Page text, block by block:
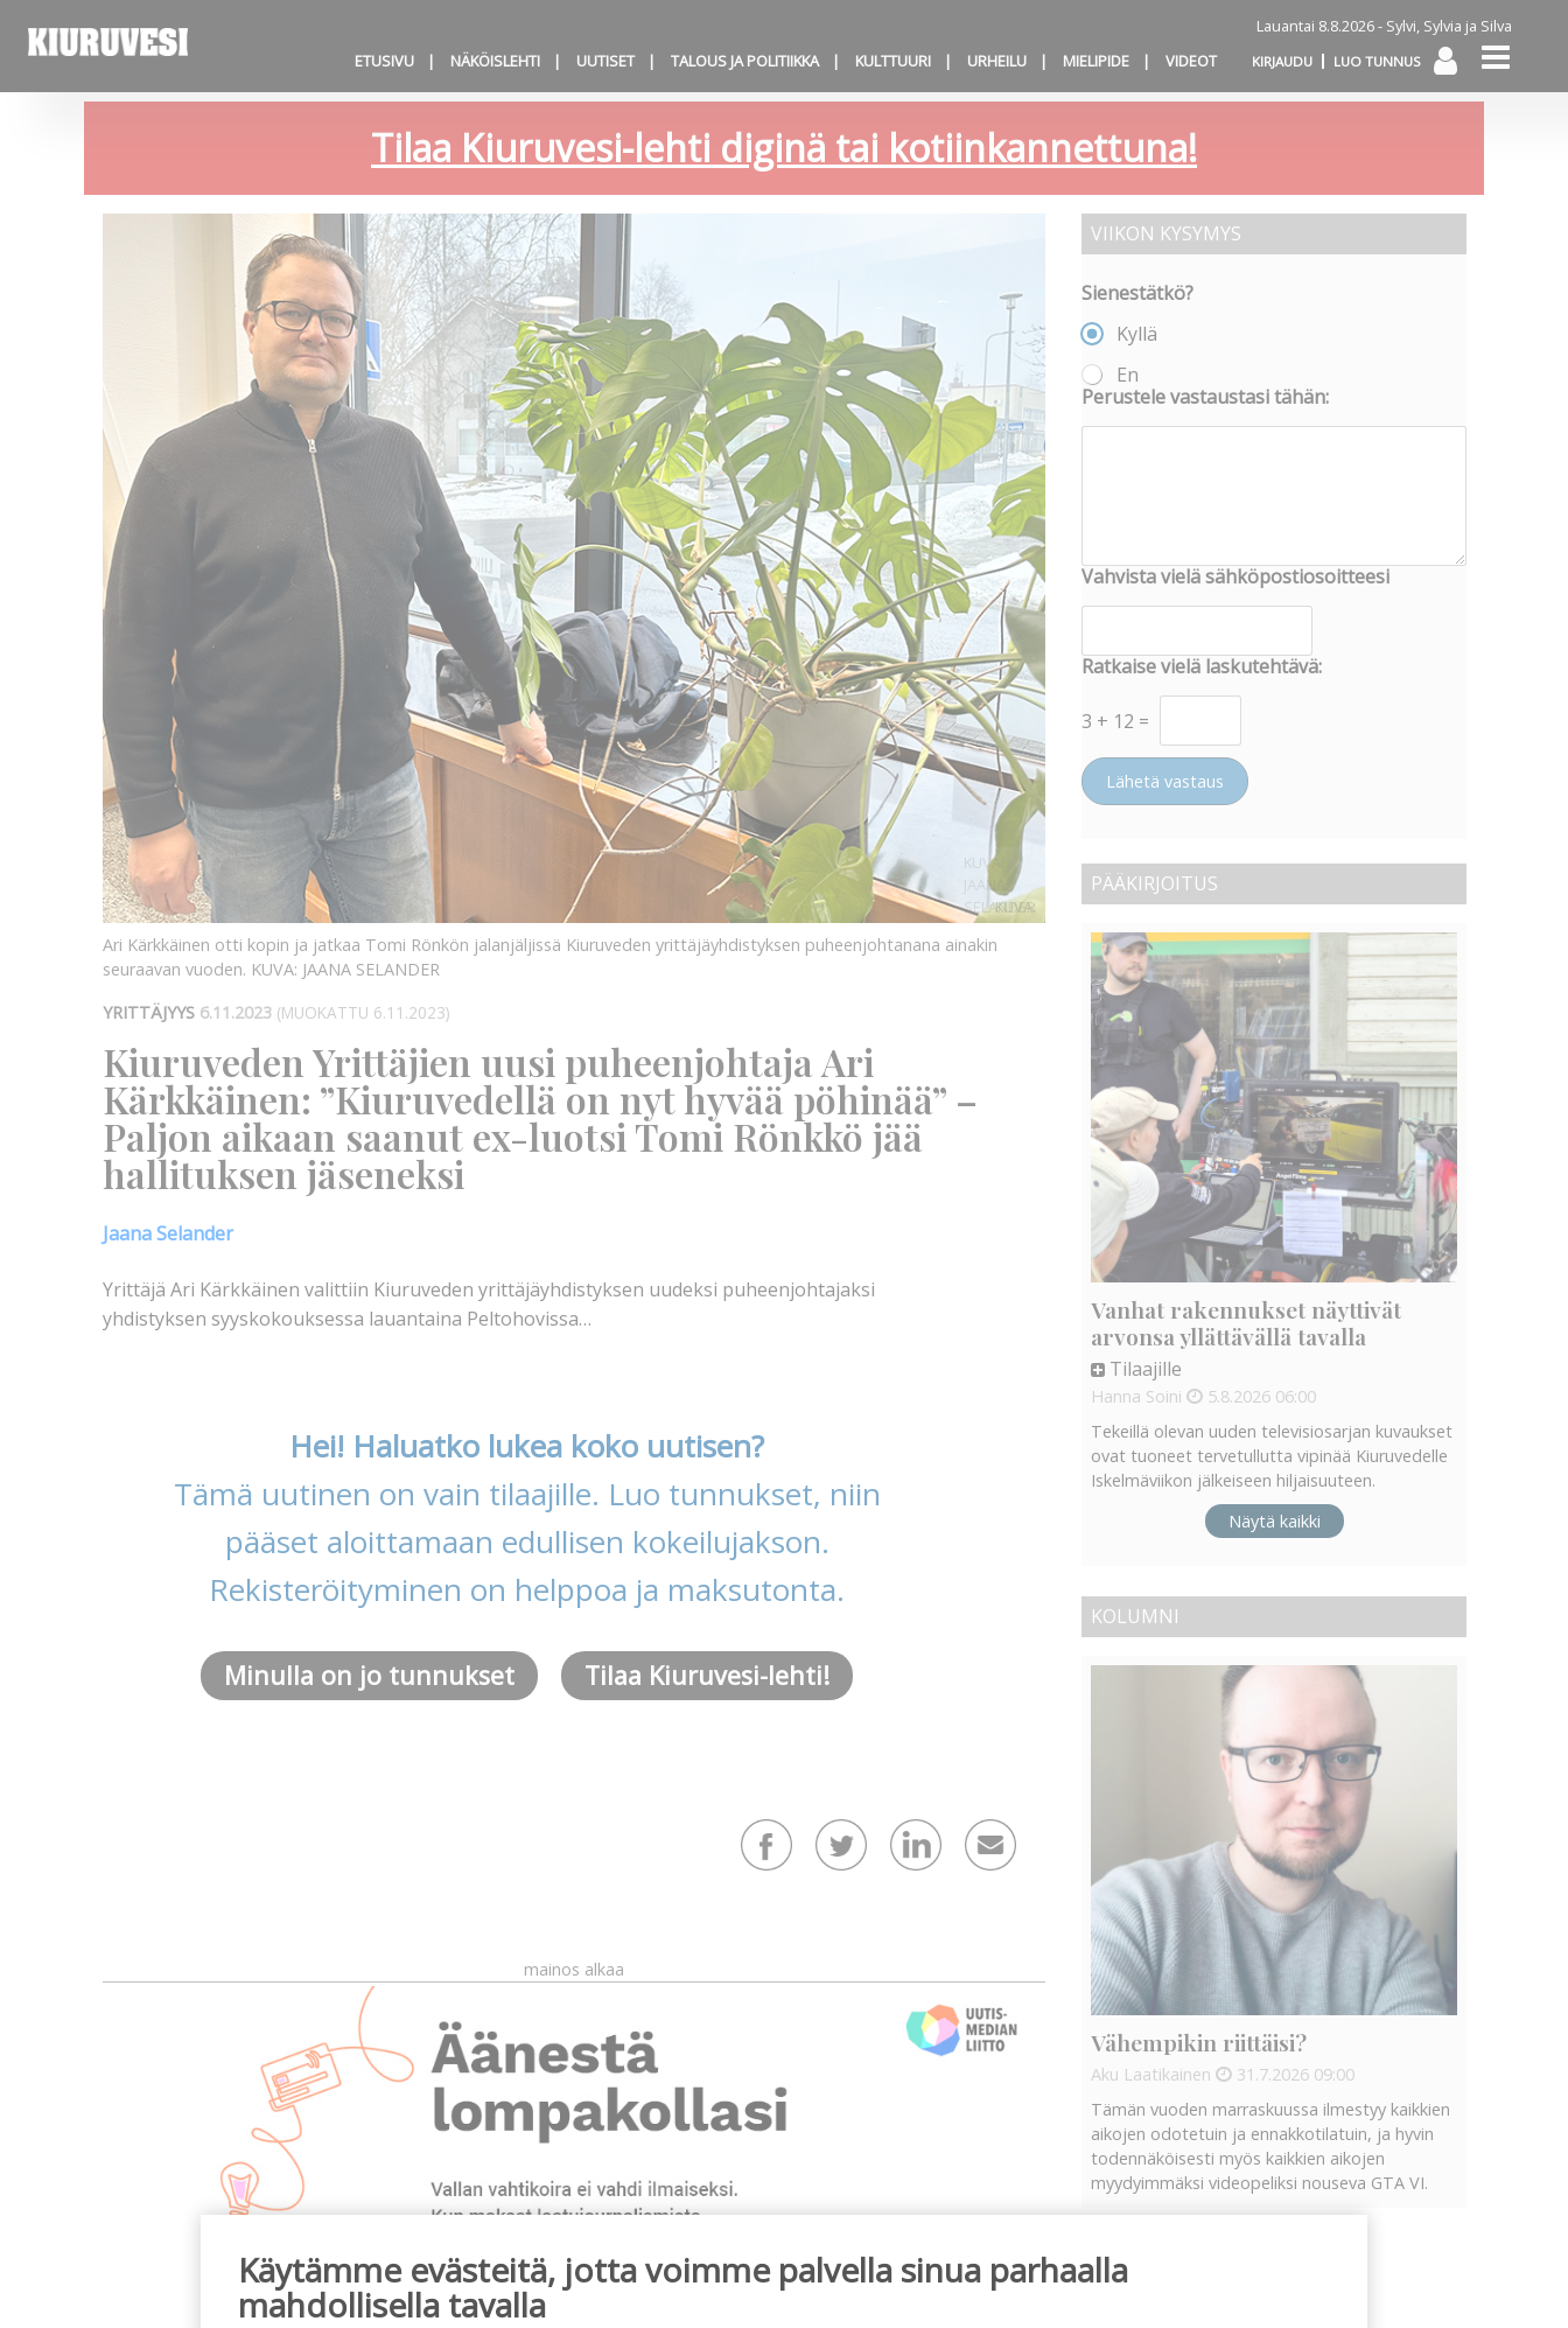
Lauantai 8.8.2026 - Sylvi, Sylvia ja Silva
ETUSIVU
NÄKÖISLEHTI UUTISET TALOUS JA POLITIIKKA KULTTUURI URHEILU MIELIPIDE VIDEOT KIRJAUDU LUO TUNNUS
Tilaa Kiuruvesi-lehti diginä tai kotiinkannettuna!
KUVA:
KUVA:
JAANA
SELANDER
Ari Kärkkäinen otti kopin ja jatkaa Tomi Rönkön jalanjäljissä Kiuruveden yrittäjäyhdistyksen puheenjohtanana ainakin
seuraavan vuoden. KUVA: JAANA SELANDER
YRITTÄJYYS 6.11.2023 (MUOKATTU 6.11.2023)
Kiuruveden Yrittäjien uusi puheenjohtaja Ari
Kärkkäinen: ”Kiuruvedellä on nyt hyvää pöhinää” –
Paljon aikaan saanut ex-luotsi Tomi Rönkkö jää
hallituksen jäseneksi
Jaana Selander
Yrittäjä Ari Kärkkäinen valittiin Kiuruveden yrittäjäyhdistyksen uudeksi puheenjohtajaksi
yhdistyksen syyskokouksessa lauantaina Peltohovissa…
Hei! Haluatko lukea koko uutisen?
Tämä uutinen on vain tilaajille. Luo tunnukset, niin
pääset aloittamaan edullisen kokeilujakson.
Rekisteröityminen on helppoa ja maksutonta.
Minulla on jo tunnukset Tilaa Kiuruvesi-lehti!
mainos alkaa
VIIKON KYSYMYS
Sienestätkö?
Kyllä
En
Perustele vastaustasi tähän:
Vahvista vielä sähköpostiosoitteesi
Ratkaise vielä laskutehtävä:
3 + 12 =
Lähetä vastaus
PÄÄKIRJOITUS
Vanhat rakennukset näyttivät
arvonsa yllättävällä tavalla
Tilaajille
Hanna Soini 5.8.2026 06:00
Tekeillä olevan uuden televisiosarjan kuvaukset
ovat tuoneet tervetullutta vipinää Kiuruvedelle
Iskelmäviikon jälkeiseen hiljaisuuteen.
Näytä kaikki
KOLUMNI
Vähempikin riittäisi?
Aku Laatikainen 31.7.2026 09:00
Tämän vuoden marraskuussa ilmestyy kaikkien
aikojen odotetuin ja ennakkotilatuin, ja hyvin
todennäköisesti myös kaikkien aikojen
myydyimmäksi videopeliksi nouseva GTA VI.
Käytämme evästeitä, jotta voimme palvella sinua parhaalla
mahdollisella tavalla